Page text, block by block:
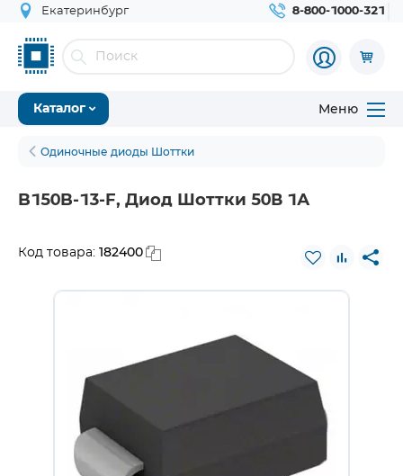
Екатеринбург 8-800-1000-321
Каталог Меню
Одиночные диоды Шоттки
B150B-13-F, Диод Шоттки 50В 1А
Код товара: 182400